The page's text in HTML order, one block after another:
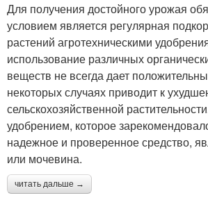
Для получения достойного урожая
условием является регулярная
растений агротехническими
использование различных
веществ не всегда дает
некоторых случаях приводит к
сельскохозяйственной
удобрением, которое
надежное и проверенное средство,
или мочевина.
читать дальше →